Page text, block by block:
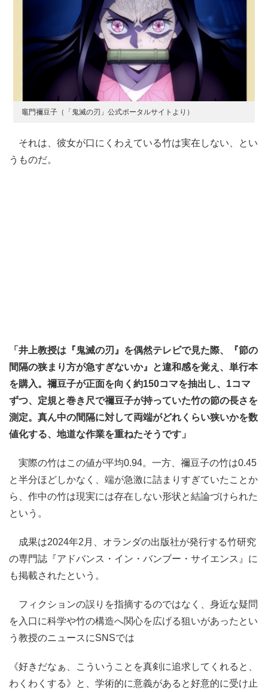
竈門禰󠄀豆子（「鬼滅の刃」公式ポータルサイトより）
それは、彼女が口にくわえている竹は実在しない、とい
うものだ。
「井上教授は『鬼滅の刃』を偶然テレビで見た際、『節の
間隔の狭まり方が急すぎないか』と違和感を覚え、単行本
を購入。禰豆子が正面を向く約150コマを抽出し、1コマ
ずつ、定規と巻き尺で禰豆子が持っていた竹の節の長さを
測定。真ん中の間隔に対して両端がどれくらい狭いかを数
値化する、地道な作業を重ねたそうです」
実際の竹はこの値が平均0.94。一方、禰豆子の竹は0.45
と半分ほどしかなく、端が急激に詰まりすぎていたことか
ら、作中の竹は現実には存在しない形状と結論づけられた
という。
成果は2024年2月、オランダの出版社が発行する竹研究
の専門誌『アドバンス・イン・バンブー・サイエンス』に
も掲載されたという。
フィクションの誤りを指摘するのではなく、身近な疑問
を入口に科学や竹の構造へ関心を広げる狙いがあったとい
う教授のニュースにSNSでは
《好きだなぁ、こういうことを真剣に追求してくれると、
わくわくする》と、学術的に意義があると好意的に受け止